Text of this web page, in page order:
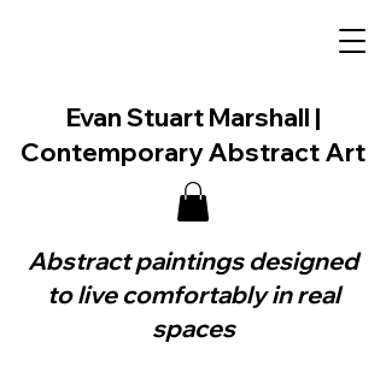
Evan Stuart Marshall |
Contemporary Abstract Art
Abstract paintings designed
to live comfortably in real
spaces